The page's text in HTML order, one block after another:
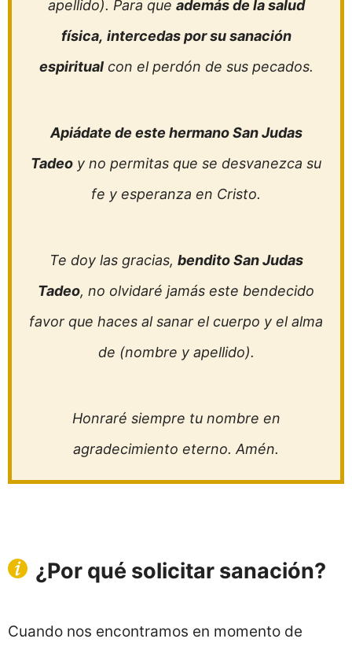
apellido). Para que además de la salud
física, intercedas por su sanación
espiritualcon el perdón de sus pecados.
Apiádate de este hermano San Judas
Tadeo y no permitas que se desvanezca su
fe y esperanza en Cristo.
Te doy las gracias, bendito San Judas
Tadeo, no olvidaré jamás este bendecido
favor que haces al sanar el cuerpo y el alma
de (nombre y apellido).
Honraré siempre tu nombre en
agradecimiento eterno. Amén.
¿Por qué solicitar sanación?
Cuando nos encontramos en momento de